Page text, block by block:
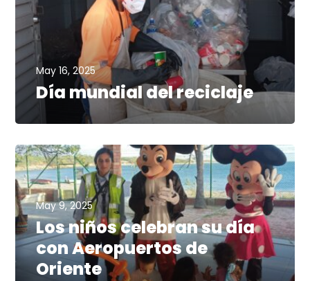
May 16, 2025
Día mundial del reciclaje
May 9, 2025
Los niños celebran su día
con Aeropuertos de
Oriente